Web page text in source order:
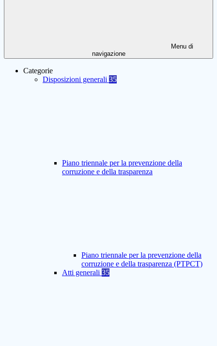
Menu di
navigazione
Categorie
Disposizioni generali 35
Piano triennale per la prevenzione della
corruzione e della trasparenza
Piano triennale per la prevenzione della
corruzione e della trasparenza (PTPCT)
Atti generali 35